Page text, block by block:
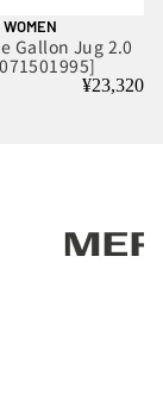
Gallon Jug 2.0
¥23,320